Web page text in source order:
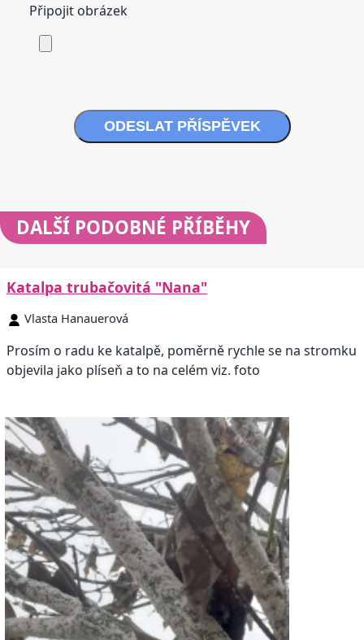
Připojit obrázek
ODESLAT PŘÍSPĚVEK
DALŠÍ PODOBNÉ PŘÍBĚHY
Katalpa trubačovitá "Nana"
Vlasta Hanauerová
Prosím o radu ke katalpě, poměrně rychle se na stromku
objevila jako plíseň a to na celém viz. foto